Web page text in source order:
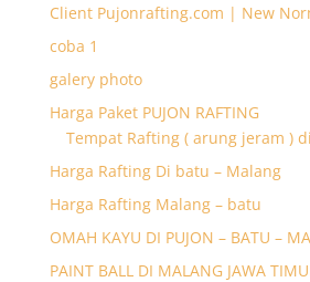
Client Pujonrafting.com | New
coba 1
galery photo
Harga Paket PUJON RAFTING
Tempat Rafting ( arung jeram )
Harga Rafting Di batu – Malang
Harga Rafting Malang – batu
OMAH KAYU DI PUJON – BATU –
PAINT BALL DI MALANG JAWA